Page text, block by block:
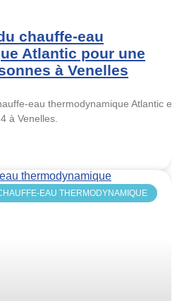
chauffe-eau
Atlantic pour une
à Venelles
eau thermodynamique Atlantic
à Venelles.
EAU THERMODYNAMIQUE